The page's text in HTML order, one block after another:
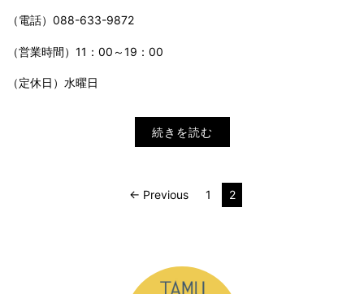
（電話）088-633-9872
（営業時間）11：00～19：00
（定休日）水曜日
続きを読む
← Previous 1 2